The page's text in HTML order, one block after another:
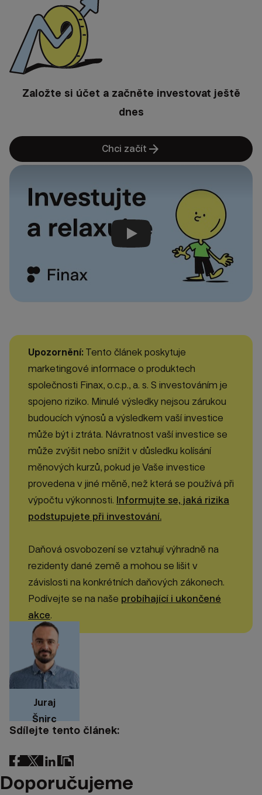
Založte si účet a začněte investovat ještě
dnes
Chci začít arrow_forward
Přehrát video
Upozornění: Tento článek poskytuje
marketingové informace o produktech
společnosti Finax, o.c.p., a. s. S investováním je
spojeno riziko. Minulé výsledky nejsou zárukou
budoucích výnosů a výsledkem vaší investice
může být i ztráta. Návratnost vaší investice se
může zvýšit nebo snížit v důsledku kolísání
měnových kurzů, pokud je Vaše investice
provedena v jiné měně, než která se používá při
výpočtu výkonnosti. Informujte se, jaká rizika
podstupujete při investování.
Daňová osvobození se vztahují výhradně na
rezidenty dané země a mohou se lišit v
závislosti na konkrétních daňových zákonech.
Podívejte se na naše probíhající i ukončené
akce.
Juraj
Šnirc
Sdílejte tento článek:
Doporučujeme